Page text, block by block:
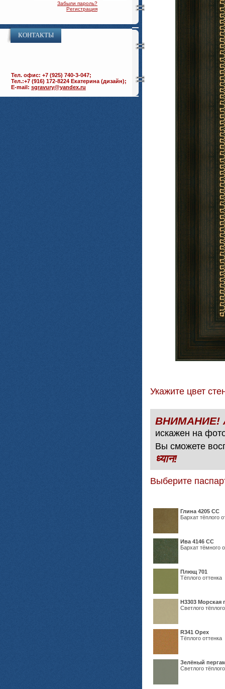
Забыли пароль?
Регистрация
КОНТАКТЫ
Тел. офис: +7 (925) 740-3-047;
Тел.:+7 (916) 172-8224 Екатерина (дизайн);
E-mail: sgravury@yandex.ru
Укажите цвет
искажен на
Вы сможете
ध्यान!
Выберите
Глина 4205 СС
Бархат тёплого
Ива 4146 СС
Бархат тёмного
Плющ 701
Тёплого оттенка
H3303 Морская
Светлого
R341 Орех
Тёплого оттенка
Зелёный
Светлого